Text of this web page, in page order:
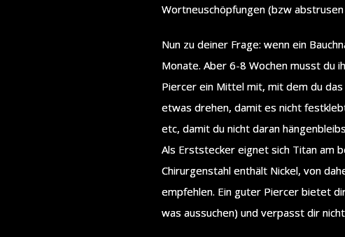
Wortneuschöpfungen (bzw
Nun zu deiner Frage: wenn ein
Monate. Aber 6-8 Wochen musst du
Piercer ein Mittel mit, mit dem du
etwas drehen, damit es nicht
etc, damit du nicht daran
Als Erststecker eignet sich Titan am
Chirurgenstahl enthält Nickel, von
empfehlen. Ein guter Piercer bietet
was aussuchen) und verpasst dir